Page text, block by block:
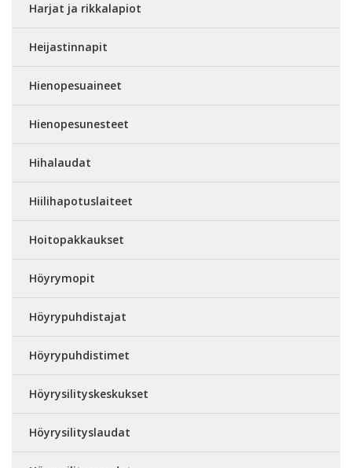
Harjat ja rikkalapiot
Heijastinnapit
Hienopesuaineet
Hienopesunesteet
Hihalaudat
Hiilihapotuslaiteet
Hoitopakkaukset
Höyrymopit
Höyrypuhdistajat
Höyrypuhdistimet
Höyrysilityskeskukset
Höyrysilityslaudat